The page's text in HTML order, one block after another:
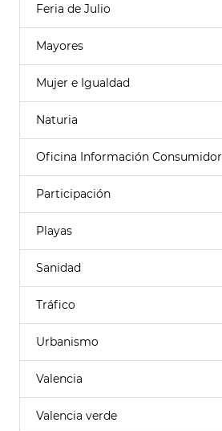
Feria de Julio
Mayores
Mujer e Igualdad
Naturia
Oficina Información Consumidor
Participación
Playas
Sanidad
Tráfico
Urbanismo
Valencia
Valencia verde